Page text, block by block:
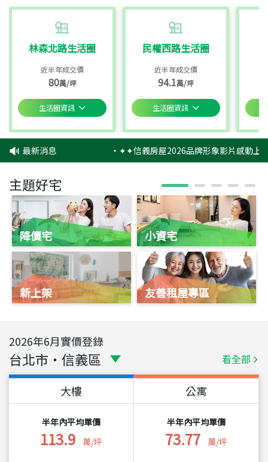
林森北路生活圈
近半年成交價
80萬/坪
生活圈資訊
民權西路生活圈
近半年成交價
94.1萬/坪
生活圈資訊
最新消息 ‧✦✦信義房屋2026品牌形象影片感動上
主題好宅
降價宅
新上架
小資宅
友善租屋專區
2026年6月實價登錄
台北市 ・ 信義區 看全部
大樓
半年內平均單價
113.9 萬/坪
公寓
半年內平均單價
73.77 萬/坪